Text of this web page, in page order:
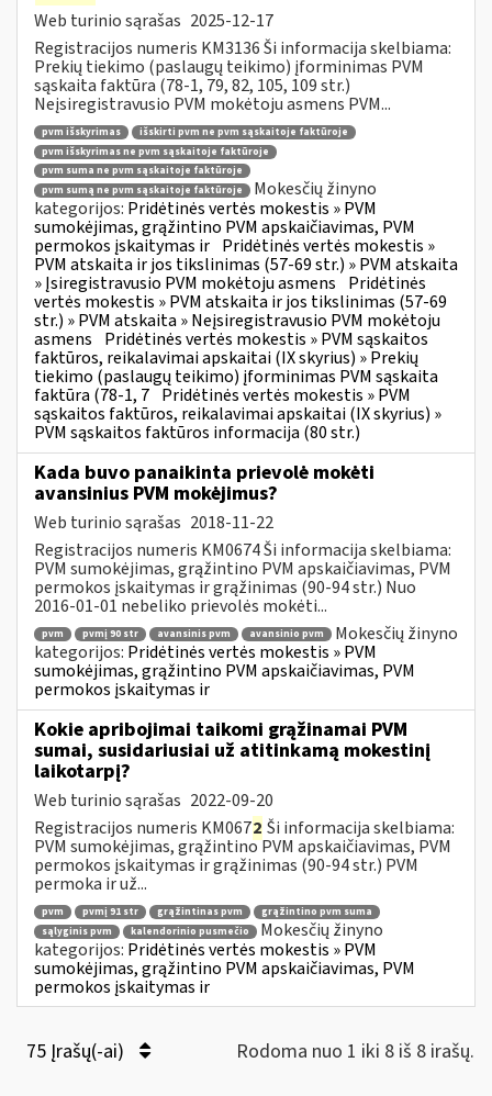
Web turinio sąrašas 2025-12-17
Registracijos numeris KM3136 Ši informacija skelbiama:
Prekių tiekimo (paslaugų teikimo) įforminimas PVM
sąskaita faktūra (78-1, 79, 82, 105, 109 str.)
Neįsiregistravusio PVM mokėtoju asmens PVM...
pvm išskyrimas
išskirti pvm ne pvm sąskaitoje faktūroje
pvm išskyrimas ne pvm sąskaitoje faktūroje
pvm suma ne pvm sąskaitoje faktūroje
pvm sumą ne pvm sąskaitoje faktūroje
Mokesčių žinyno
kategorijos: Pridėtinės vertės mokestis » PVM
sumokėjimas, grąžintino PVM apskaičiavimas, PVM
permokos įskaitymas ir Pridėtinės vertės mokestis »
PVM atskaita ir jos tikslinimas (57-69 str.) » PVM atskaita
» Įsiregistravusio PVM mokėtoju asmens Pridėtinės
vertės mokestis » PVM atskaita ir jos tikslinimas (57-69
str.) » PVM atskaita » Neįsiregistravusio PVM mokėtoju
asmens Pridėtinės vertės mokestis » PVM sąskaitos
faktūros, reikalavimai apskaitai (IX skyrius) » Prekių
tiekimo (paslaugų teikimo) įforminimas PVM sąskaita
faktūra (78-1, 7 Pridėtinės vertės mokestis » PVM
sąskaitos faktūros, reikalavimai apskaitai (IX skyrius) »
PVM sąskaitos faktūros informacija (80 str.)
Kada buvo panaikinta prievolė mokėti
avansinius PVM mokėjimus?
Web turinio sąrašas 2018-11-22
Registracijos numeris KM0674 Ši informacija skelbiama:
PVM sumokėjimas, grąžintino PVM apskaičiavimas, PVM
permokos įskaitymas ir grąžinimas (90-94 str.) Nuo
2016-01-01 nebeliko prievolės mokėti...
pvm pvmį 90 str avansinis pvm avansinio pvm
Mokesčių žinyno
kategorijos: Pridėtinės vertės mokestis » PVM
sumokėjimas, grąžintino PVM apskaičiavimas, PVM
permokos įskaitymas ir
Kokie apribojimai taikomi grąžinamai PVM
sumai, susidariusiai už atitinkamą mokestinį
laikotarpį?
Web turinio sąrašas 2022-09-20
Registracijos numeris KM0672 Ši informacija skelbiama:
PVM sumokėjimas, grąžintino PVM apskaičiavimas, PVM
permokos įskaitymas ir grąžinimas (90-94 str.) PVM
permoka ir už...
pvm pvmį 91 str grąžintinas pvm
grąžintino pvm suma
sąlyginis pvm
kalendorinio pusmečio
Mokesčių žinyno
kategorijos: Pridėtinės vertės mokestis » PVM
sumokėjimas, grąžintino PVM apskaičiavimas, PVM
permokos įskaitymas ir
75 Įrašų(-ai) Rodoma nuo 1 iki 8 iš 8 irašų.